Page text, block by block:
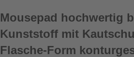
Mousepad hochwertig
Kunststoff mit
Flasche-Form